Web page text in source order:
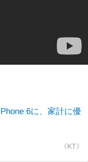
6に、家計に優
《KT》